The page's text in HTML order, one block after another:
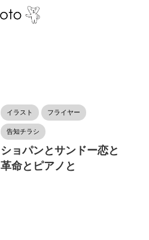
イラスト フライヤー
告知チラシ
ショパンとサンドー恋と
革命とピアノと